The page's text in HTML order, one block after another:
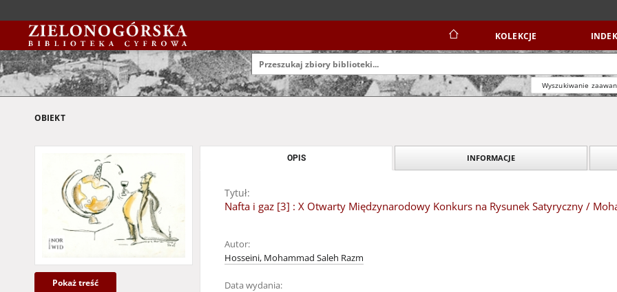
KOLEKCJE
Wyszukiwanie
OBIEKT
Pokaż treść
OPIS INFORMACJE
Tytuł:
Nafta i gaz [3] : X Otwarty Międzynarodowy Konkurs na Rysunek Satyryczny /
Autor:
Hosseini, Mohammad Saleh Razm
Data wydania: